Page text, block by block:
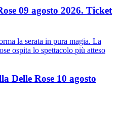
09 agosto 2026. Ticket
la serata in pura magia. La
ospita lo spettacolo più atteso
Delle Rose 10 agosto